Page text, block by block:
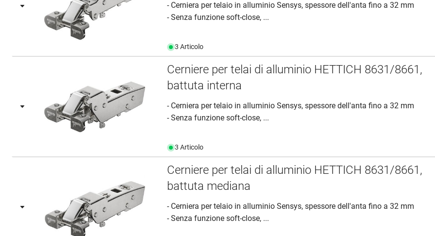
- Cerniera per telaio in alluminio Sensys, spessore dell'anta fino a 32 mm
- Senza funzione soft-close, ...
3 Articolo
Cerniere per telai di alluminio HETTICH 8631/8661,
battuta interna
- Cerniera per telaio in alluminio Sensys, spessore dell'anta fino a 32 mm
- Senza funzione soft-close, ...
3 Articolo
Cerniere per telai di alluminio HETTICH 8631/8661,
battuta mediana
- Cerniera per telaio in alluminio Sensys, spessore dell'anta fino a 32 mm
- Senza funzione soft-close, ...